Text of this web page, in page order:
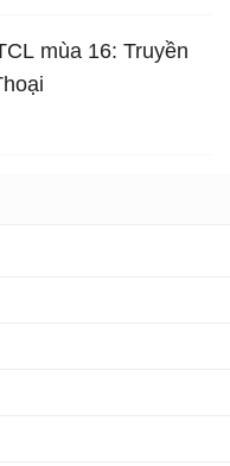
mùa 16: Truyền